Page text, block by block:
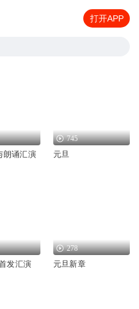
打开APP
朗诵汇演
745
元旦
发汇演
278
元旦新章